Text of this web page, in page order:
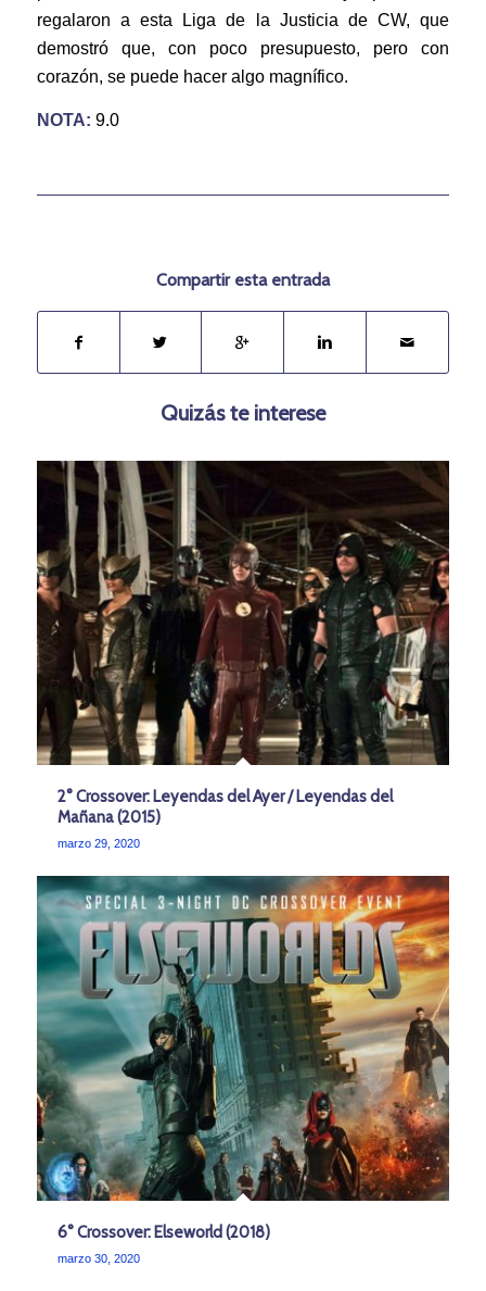
regalaron a esta Liga de la Justicia de CW, que
demostró que, con poco presupuesto, pero con
corazón, se puede hacer algo magnífico.
NOTA: 9.0
Compartir esta entrada
Quizás te interese
2° Crossover: Leyendas del Ayer / Leyendas del
Mañana (2015)
marzo 29, 2020
6° Crossover: Elseworld (2018)
marzo 30, 2020